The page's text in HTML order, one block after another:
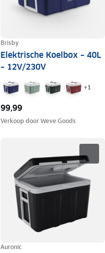
Brisby
Elektrische Koelbox – 40L
– 12V/230V
+1
99,99
Verkoop doorWeve Goods
Auronic